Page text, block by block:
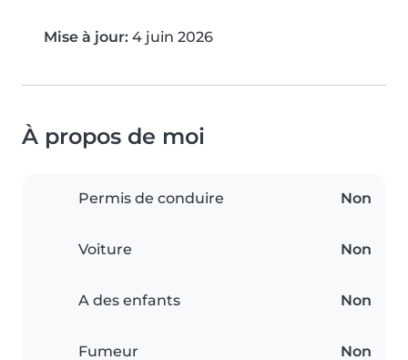
Mise à jour: 4 juin 2026
À propos de moi
Permis de conduire Non
Voiture Non
A des enfants Non
Fumeur Non